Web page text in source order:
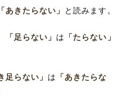
「あきたらない」 と読みます。
「足らない」 は
「たらない」
足らない」 は
「あきたらな